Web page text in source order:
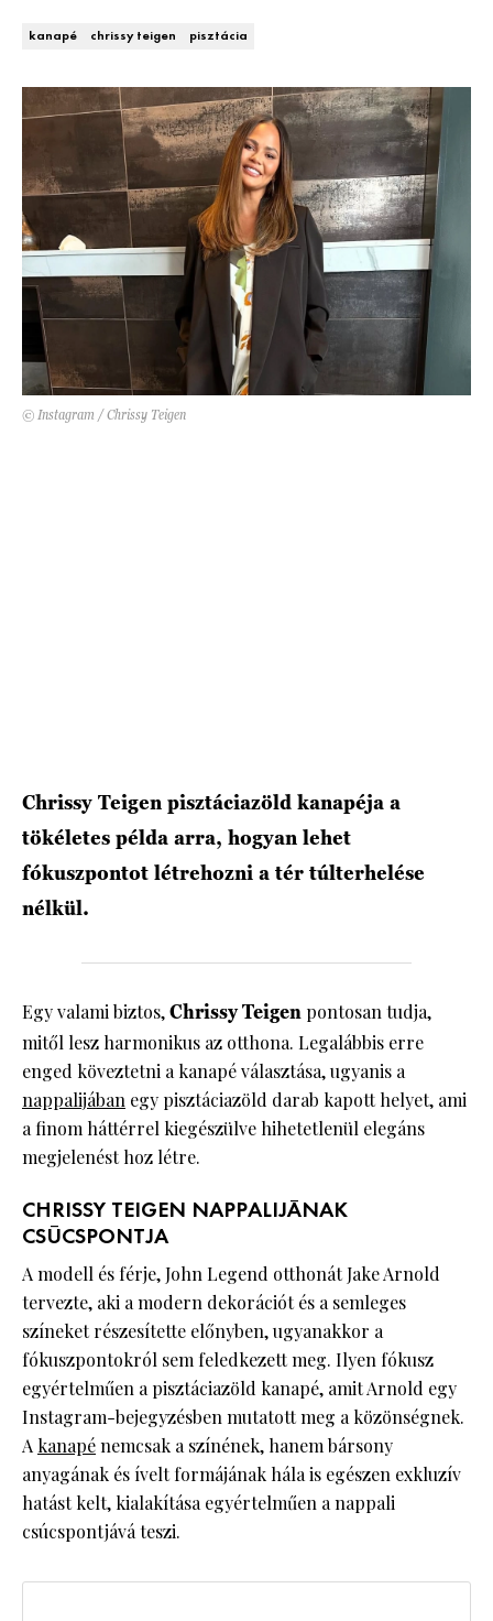
kanapé chrissy teigen pisztácia
© Instagram / Chrissy Teigen
Chrissy Teigen pisztáciazöld kanapéja a
tökéletes példa arra, hogyan lehet
fókuszpontot létrehozni a tér túlterhelése
nélkül.
Egy valami biztos,Chrissy Teigen pontosan tudja,
mitől lesz harmonikus az otthona. Legalábbis erre
enged köveztetni a kanapé választása, ugyanis a
nappalijában egy pisztáciazöld darab kapott helyet, ami
a finom háttérrel kiegészülve hihetetlenül elegáns
megjelenést hoz létre.
CHRISSY TEIGEN NAPPALIJÁNAK
CSÚCSPONTJA
A modell és férje, John Legend otthonát Jake Arnold
tervezte, aki a modern dekorációt és a semleges
színeket részesítette előnyben, ugyanakkor a
fókuszpontokról sem feledkezett meg. Ilyen fókusz
egyértelműen a pisztáciazöld kanapé, amit Arnold egy
Instagram-bejegyzésben mutatott meg a közönségnek.
A kanapénemcsak a színének, hanem bársony
anyagának és ívelt formájának hála is egészen exkluzív
hatást kelt, kialakítása egyértelműen a nappali
csúcspontjává teszi.